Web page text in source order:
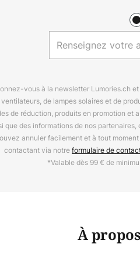
vous à la newsletter Lumories.ch
de lampes solaires et de
de réduction, produits en promotion et
que des informations de nos
annuler facilement et à tout
contactant via notreformulaire de
*Valable dès 99 € de
À